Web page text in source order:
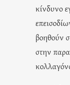
κίνδυνο
βοηθούν
στην